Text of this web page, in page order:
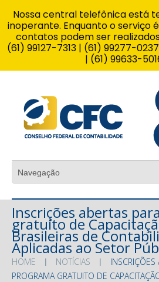
Inscrições abertas
gratuito de
Brasileiras de
Aplicadas ao Setor
HOME NOTÍCIAS
INSCRIÇÕES
PROGRAMA GRATUITO DE
Nossa central telefônica está
inoperante. Enquanto o serviço
contatos podem ser
(61) 99127-7313 | (61) 99277-
| (61) 99633-